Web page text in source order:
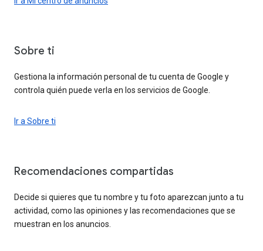
Sobre ti
Gestiona la información personal de tu cuenta de Google y
controla quién puede verla en los servicios de Google.
Ir a Sobre ti
Recomendaciones compartidas
Decide si quieres que tu nombre y tu foto aparezcan junto a tu
actividad, como las opiniones y las recomendaciones que se
muestran en los anuncios.